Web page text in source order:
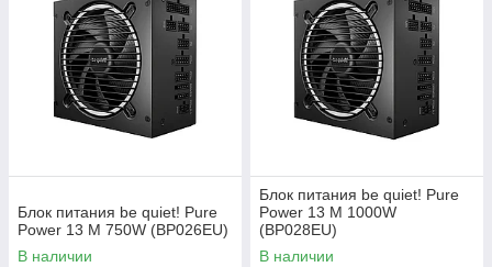
Блок питания be quiet! Pure
Power 13 M 750W (BP026EU)
В наличии
Блок питания be quiet! Pure
Power 13 M 1000W
(BP028EU)
В наличии